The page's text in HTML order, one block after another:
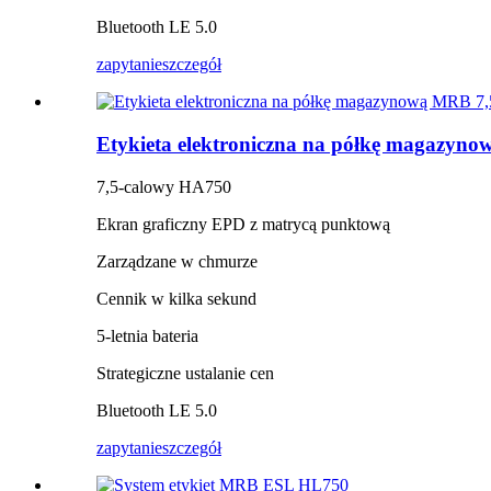
Bluetooth LE 5.0
zapytanieszczegół
Etykieta elektroniczna na półkę
7,5-calowy HA750
Ekran graficzny EPD z matrycą punktową
Zarządzane w chmurze
Cennik w kilka sekund
5-letnia bateria
Strategiczne ustalanie cen
Bluetooth LE 5.0
zapytanieszczegół